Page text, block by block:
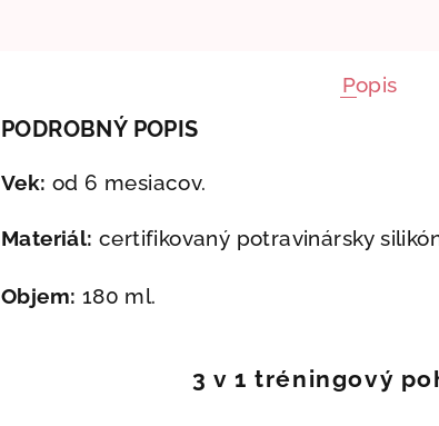
Popis
PODROBNÝ POPIS
Vek: od 6 mesiacov.
Materiál: certifikovaný potravinársky
Objem: 180 ml.
3 v 1 tréningový